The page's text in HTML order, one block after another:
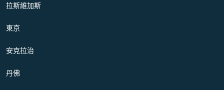
拉斯維加斯
東京
安克拉治
丹佛